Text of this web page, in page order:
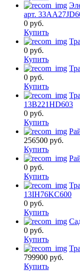
арт.
0 руб.
Купить
0 руб.
Купить
0 руб.
Купить
13B221HD603
0 руб.
Купить
256500 руб.
Купить
0 руб.
Купить
13IH76KC600
0 руб.
Купить
0 руб.
Купить
799900 руб.
Купить